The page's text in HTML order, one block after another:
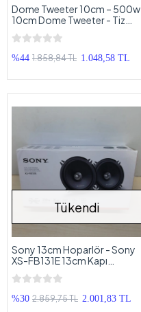
Dome Tweeter 10cm – 500w
10cm Dome Tweeter - Tiz
10cm
%44 1.858,84 TL 1.048,58 TL
Tükendi
Sony 13cm Hoparlör - Sony
XS-FB131E 13cm Kapı
Hoparlörü
%30 2.859,75 TL 2.001,83 TL